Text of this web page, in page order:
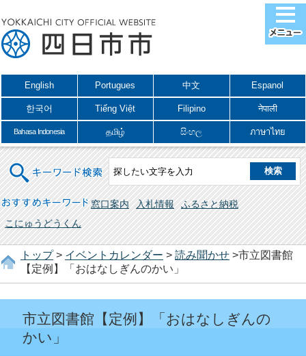
English Portugues 中文 Espanol
한국어 Tiếng Việt Filipino नेपाली
Bahasa Indonesia தமிழ் සිංහල ภาษาไทย
キーワード検索
おすすめキーワード 窓口案内 入札情報
ふるさと納税
こにゅうどうくん
トップ> イベントカレンダー > 読み聞かせ >市立図書館
【定例】「おはなしぎんのかい」
市立図書館【定例】「おはなしぎんの
かい」